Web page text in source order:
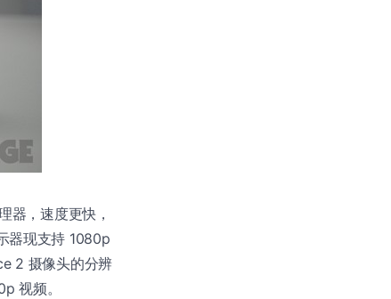
器，速度更快，
器现支持 1080p
2 摄像头的分辨
视频。